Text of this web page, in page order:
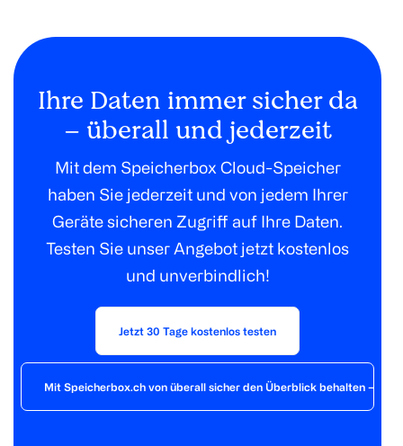
Ihre Daten immer sicher da
– überall und jederzeit
Mit dem Speicherbox Cloud-Speicher
haben Sie jederzeit und von jedem Ihrer
Geräte sicheren Zugriff auf Ihre Daten.
Testen Sie unser Angebot jetzt kostenlos
und unverbindlich!
Jetzt 30 Tage kostenlos testen
Mit Speicherbox.ch von überall sicher den Überblick behalten – der